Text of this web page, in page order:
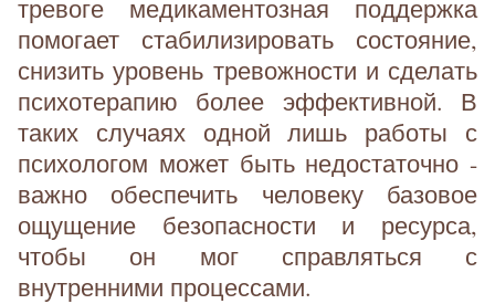
тревоге медикаментозная поддержка
помогает стабилизировать состояние,
снизить уровень тревожности и сделать
психотерапию более эффективной. В
таких случаях одной лишь работы с
психологом может быть недостаточно -
важно обеспечить человеку базовое
ощущение безопасности и ресурса,
чтобы он мог справляться с
внутренними процессами.